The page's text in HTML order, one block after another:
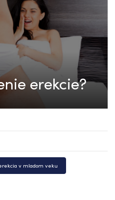
erekcie?
v mladom veku